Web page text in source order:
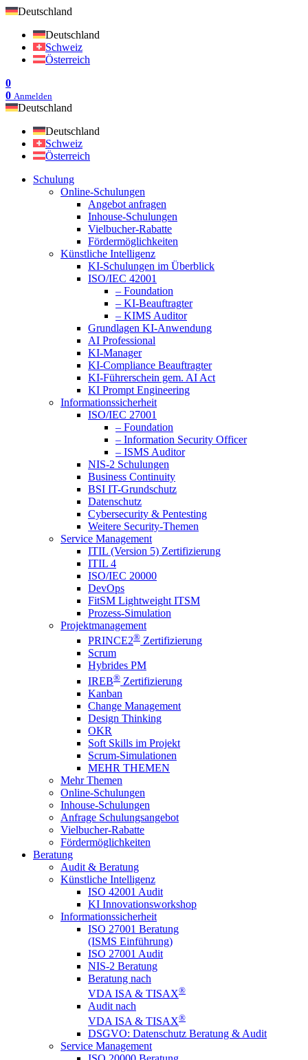
Deutschland
Deutschland
Schweiz
Österreich
0
0 Anmelden
Deutschland
Deutschland
Schweiz
Österreich
Schulung
Online-Schulungen
Angebot anfragen
Inhouse-Schulungen
Vielbucher-Rabatte
Fördermöglichkeiten
Künstliche Intelligenz
KI-Schulungen im Überblick
ISO/IEC 42001
– Foundation
– KI-Beauftragter
– KIMS Auditor
Grundlagen KI-Anwendung
AI Professional
KI-Manager
KI-Compliance Beauftragter
KI-Führerschein gem. AI Act
KI Prompt Engineering
Informationssicherheit
ISO/IEC 27001
– Foundation
– Information Security Officer
– ISMS Auditor
NIS-2 Schulungen
Business Continuity
BSI IT-Grundschutz
Datenschutz
Cybersecurity & Pentesting
Weitere Security-Themen
Service Management
ITIL (Version 5) Zertifizierung
ITIL 4
ISO/IEC 20000
DevOps
FitSM Lightweight ITSM
Prozess-Simulation
Projektmanagement
PRINCE2® Zertifizierung
Scrum
Hybrides PM
IREB® Zertifizierung
Kanban
Change Management
Design Thinking
OKR
Soft Skills im Projekt
Scrum-Simulationen
MEHR THEMEN
Mehr Themen
Online-Schulungen
Inhouse-Schulungen
Anfrage Schulungsangebot
Vielbucher-Rabatte
Fördermöglichkeiten
Beratung
Audit & Beratung
Künstliche Intelligenz
ISO 42001 Audit
KI Innovationsworkshop
Informationssicherheit
ISO 27001 Beratung
(ISMS Einführung)
ISO 27001 Audit
NIS-2 Beratung
Beratung nach
VDA ISA & TISAX®
Audit nach
VDA ISA & TISAX®
DSGVO: Datenschutz Beratung & Audit
Service Management